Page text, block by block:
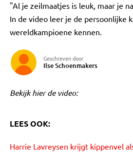
"Al je zeilmaatjes is leuk, maar je
In de video leer je de persoonlijke
wereldkampioene kennen.
Geschreven door
Ilse Schoenmakers
Bekijk hier de video:
LEES OOK:
Harrie Lavreysen krijgt kippenvel